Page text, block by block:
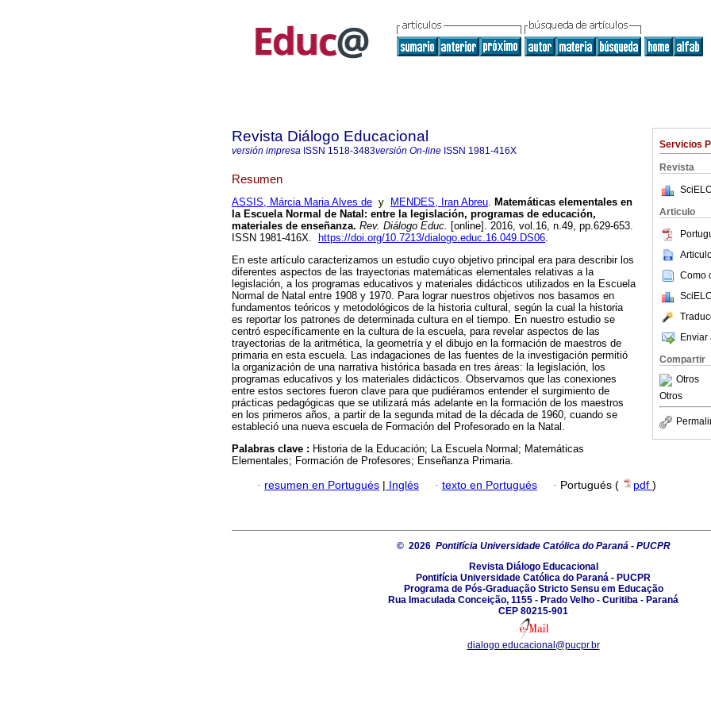
Servicios
Revista
Articulo
Como
Enviar
Compartir
Otros
Otros
Revista Diálogo Educacional
versión impresa ISSN 1518-3483versión On-line ISSN 1981-416X
Resumen
ASSIS, Márcia Maria Alves de y MENDES, Iran Abreu. Matemáticas elementales en
la Escuela Normal de Natal: entre la legislación, programas de educación,
materiales de enseñanza. Rev. Diálogo Educ. [online]. 2016, vol.16, n.49, pp.629-653.
ISSN 1981-416X.
https://doi.org/10.7213/dialogo.educ.16.049.DS06.
En este artículo caracterizamos un estudio cuyo objetivo principal era para describir los
diferentes aspectos de las trayectorias matemáticas elementales relativas a la
legislación, a los programas educativos y materiales didácticos utilizados en la Escuela
Normal de Natal entre 1908 y 1970. Para lograr nuestros objetivos nos basamos en
fundamentos teóricos y metodológicos de la historia cultural, según la cual la historia
es reportar los patrones de determinada cultura en el tiempo. En nuestro estudio se
centró específicamente en la cultura de la escuela, para revelar aspectos de las
trayectorias de la aritmética, la geometría y el dibujo en la formación de maestros de
primaria en esta escuela. Las indagaciones de las fuentes de la investigación permitió
la organización de una narrativa histórica basada en tres áreas: la legislación, los
programas educativos y los materiales didácticos. Observamos que las conexiones
entre estos sectores fueron clave para que pudiéramos entender el surgimiento de
prácticas pedagógicas que se utilizará más adelante en la formación de los maestros
en los primeros años, a partir de la segunda mitad de la década de 1960, cuando se
estableció una nueva escuela de Formación del Profesorado en la Natal.
Palabras clave : Historia de la Educación; La Escuela Normal; Matemáticas
Elementales; Formación de Profesores; Enseñanza Primaria.
· resumen en Portugués | Inglés · texto en Portugués · Portugués ( pdf )
© 2026 Pontifícia Universidade Católica do Paraná - PUCPR
Revista Diálogo Educacional
Pontifícia Universidade Católica do Paraná - PUCPR
Programa de Pós-Graduação Stricto Sensu em Educação
Rua Imaculada Conceição, 1155 - Prado Velho - Curitiba - Paraná
CEP 80215-901
dialogo.educacional@pucpr.br